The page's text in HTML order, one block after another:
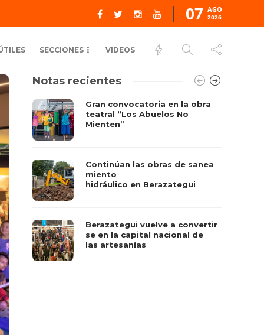
07 AGO
2026
SECCIONES VIDEOS
Notas recientes
Gran convocatoria en la obra
teatral “Los Abuelos No
Mienten”
Continúan las obras de sanea
miento
hidráulico en Berazategui
Berazategui vuelve a convertir
se en la capital nacional de
las artesanías